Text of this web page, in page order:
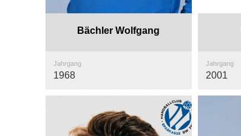
Bächler Wolfgang
Jahrgang
1968
Jahrgang
2001